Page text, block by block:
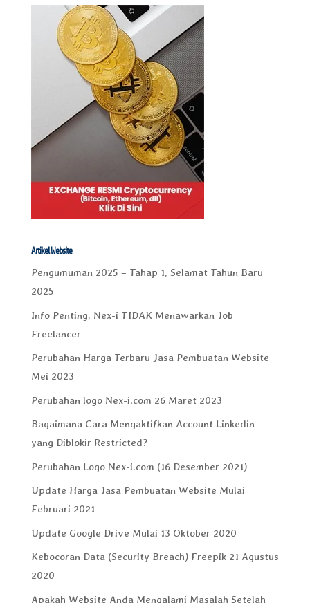
Artikel Website
Pengumuman 2025 – Tahap 1, Selamat Tahun Baru
2025
Info Penting, Nex-i TIDAK Menawarkan Job
Freelancer
Perubahan Harga Terbaru Jasa Pembuatan Website
Mei 2023
Perubahan logo Nex-i.com 26 Maret 2023
Bagaimana Cara Mengaktifkan Account Linkedin
yang Diblokir Restricted?
Perubahan Logo Nex-i.com (16 Desember 2021)
Update Harga Jasa Pembuatan Website Mulai
Februari 2021
Update Google Drive Mulai 13 Oktober 2020
Kebocoran Data (Security Breach) Freepik 21 Agustus
2020
Apakah Website Anda Mengalami Masalah Setelah